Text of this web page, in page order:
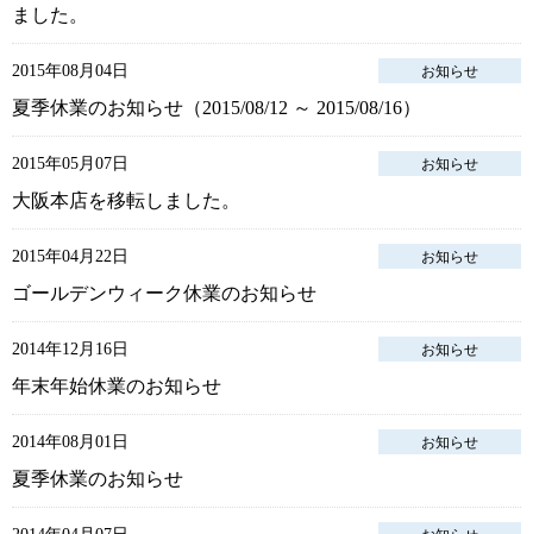
ました。
2015年08月04日 お知らせ
夏季休業のお知らせ（2015/08/12 ～ 2015/08/16）
2015年05月07日 お知らせ
大阪本店を移転しました。
2015年04月22日 お知らせ
ゴールデンウィーク休業のお知らせ
2014年12月16日 お知らせ
年末年始休業のお知らせ
2014年08月01日 お知らせ
夏季休業のお知らせ